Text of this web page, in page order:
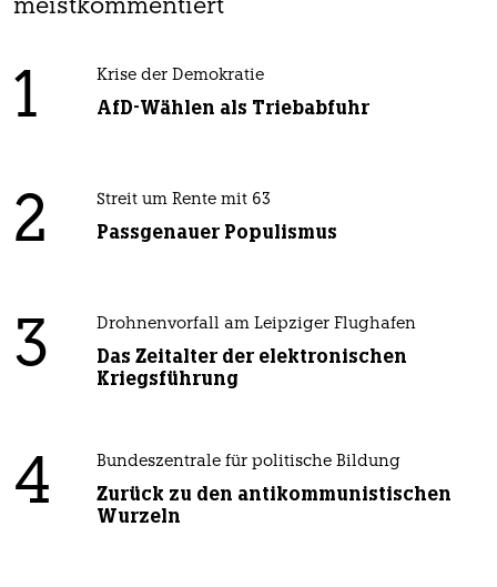
meistkommentiert
1 Krise der Demokratie
AfD-Wählen als Triebabfuhr
2 Streit um Rente mit 63
Passgenauer Populismus
3 Drohnenvorfall am Leipziger Flughafen
Das Zeitalter der elektronischen
Kriegsführung
4 Bundeszentrale für politische Bildung
Zurück zu den antikommunistischen
Wurzeln